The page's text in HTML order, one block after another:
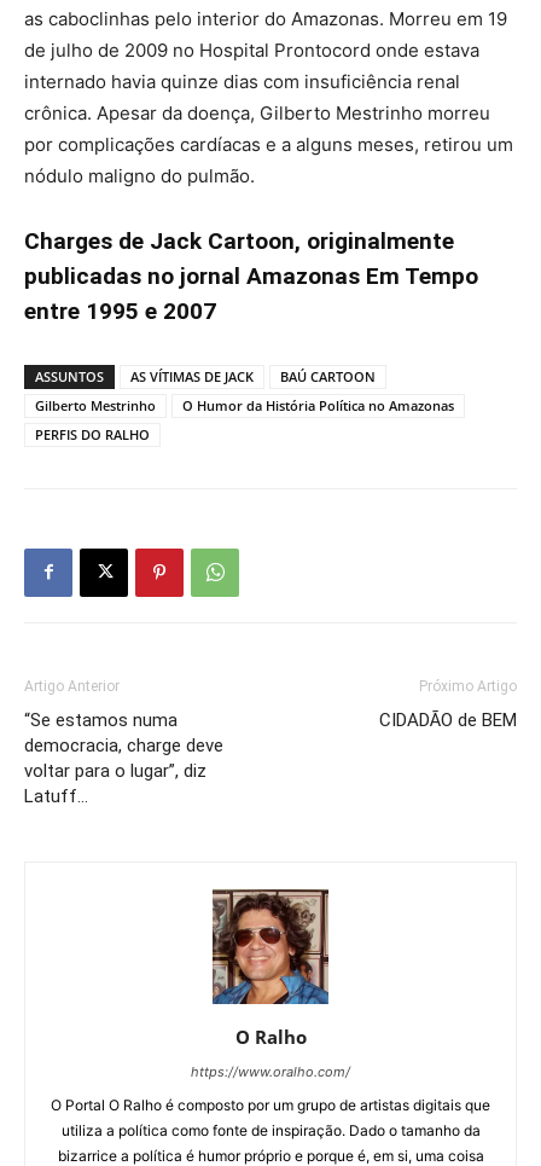
as caboclinhas pelo interior do Amazonas. Morreu em 19
de julho de 2009 no Hospital Prontocord onde estava
internado havia quinze dias com insuficiência renal
crônica. Apesar da doença, Gilberto Mestrinho morreu
por complicações cardíacas e a alguns meses, retirou um
nódulo maligno do pulmão.
Charges de Jack Cartoon, originalmente
publicadas no jornal Amazonas Em Tempo
entre 1995 e 2007
ASSUNTOS AS VÍTIMAS DE JACK
BAÚ CARTOON
Gilberto Mestrinho
O Humor da História Política no Amazonas
PERFIS DO RALHO
Artigo Anterior
“Se estamos numa
democracia, charge deve
voltar para o lugar”, diz
Latuff…
Próximo Artigo
CIDADÃO de BEM
O Ralho
https://www.oralho.com/
O Portal O Ralho é composto por um grupo de artistas digitais que
utiliza a política como fonte de inspiração. Dado o tamanho da
bizarrice a política é humor próprio e porque é, em si, uma coisa